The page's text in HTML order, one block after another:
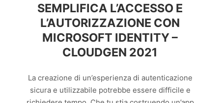
SEMPLIFICA L’ACCESSO E
L’AUTORIZZAZIONE CON
MICROSOFT IDENTITY –
CLOUDGEN 2021
La creazione di un’esperienza di autenticazione
sicura e utilizzabile potrebbe essere difficile e